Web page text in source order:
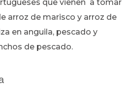
que vienen a tomar
arroz de marisco y arroz de
en anguila, pescado y
de pescado.